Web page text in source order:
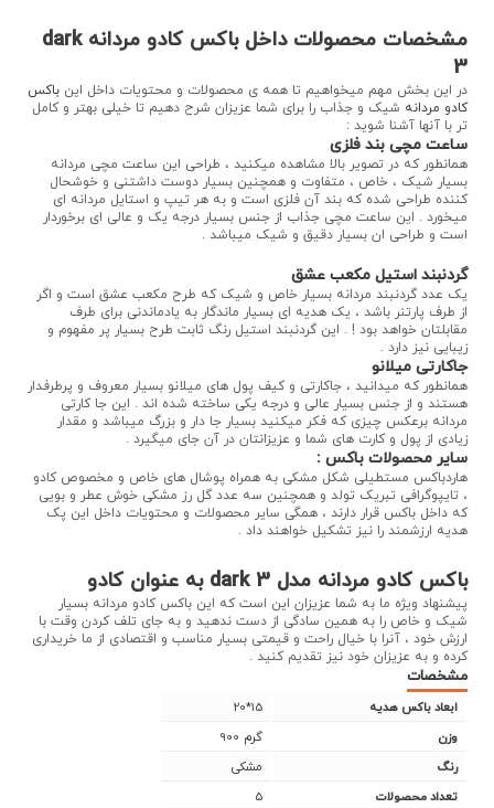
مشخصات محصولات داخل باکس کادو مردانه dark
3
در این بخش مهم میخواهیم تا همه ی محصولات و محتویات داخل این باکس
کادو مردانه شیک و جذاب را برای شما عزیزان شرح دهیم تا خیلی بهتر و کامل
تر با آنها آشنا شوید :
ساعت مچی بند فلزی
همانطور که در تصویر بالا مشاهده میکنید ، طراحی این ساعت مچی مردانه
بسیار شیک ، خاص ، متفاوت و همچنین بسیار دوست داشتنی و خوشحال
کننده طراحی شده که بند آن فلزی است و به هر تیپ و استایل مردانه ای
میخورد . این ساعت مچی جذاب از جنس بسیار درجه یک و عالی ای برخوردار
است و طراحی ان بسیار دقیق و شیک میباشد .
گردنبند استیل مکعب عشق
یک عدد گردنبند مردانه بسیار خاص و شیک که طرح مکعب عشق است و اگر
از طرف پارتنر باشد ، یک هدیه ای بسیار ماندگار به یادماندنی برای طرف
مقابلتان خواهد بود ! . این گردنبند استیل رنگ ثابت طرح بسیار پر مفهوم و
زیبایی نیز دارد .
جاکارتی میلانو
همانطور که میدانید ، جاکارتی و کیف پول های میلانو بسیار معروف و پرطرفدار
هستند و از جنس بسیار عالی و درجه یکی ساخته شده اند . این جا کارتی
مردانه برعکس چیزی که فکر میکنید بسیار جا دار و بزرگ میباشد و مقدار
زیادی از پول و کارت های شما و عزیزانتان در آن جای میگیرد .
سایر محصولات باکس :
هاردباکس مستطیلی شکل مشکی به همراه پوشال های خاص و مخصوص کادو
، تایپوگرافی تبریک تولد و همچنین سه عدد گل رز مشکی خوش عطر و بویی
که داخل باکس قرار دارند ، همگی سایر محصولات و محتویات داخل این پک
هدیه ارزشمند را نیز تشکیل خواهند داد .
باکس کادو مردانه مدل dark 3 به عنوان کادو
پیشنهاد ویژه ما به شما عزیزان این است که این باکس کادو مردانه بسیار
شیک و خاص را به همین سادگی از دست ندهید و به جای تلف کردن وقت با
ارزش خود ، آنرا با خیال راحت و قیمتی بسیار مناسب و اقتصادی از ما خریداری
کرده و به عزیزان خود نیز تقدیم کنید .
مشخصات
20*15 ابعاد باکس هدیه
900 گرم وزن
مشکی رنگ
5 تعداد محصولات